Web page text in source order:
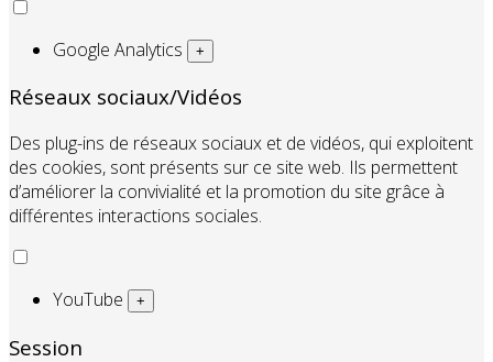
Google Analytics +
Réseaux sociaux/Vidéos
Des plug-ins de réseaux sociaux et de vidéos, qui exploitent
des cookies, sont présents sur ce site web. Ils permettent
d’améliorer la convivialité et la promotion du site grâce à
différentes interactions sociales.
YouTube +
Session